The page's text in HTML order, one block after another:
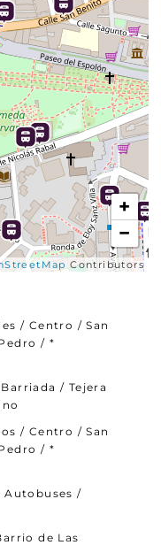
+
−
Contributors
/ Centro / San
/ *
/ Tejera
/ Centro / San
/ *
Autobuses /
de Las